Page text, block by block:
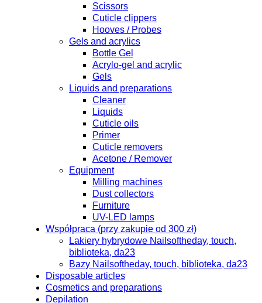
Scissors
Cuticle clippers
Hooves / Probes
Gels and acrylics
Bottle Gel
Acrylo-gel and acrylic
Gels
Liquids and preparations
Cleaner
Liquids
Cuticle oils
Primer
Cuticle removers
Acetone / Remover
Equipment
Milling machines
Dust collectors
Furniture
UV-LED lamps
Współpraca (przy zakupie od 300 zł)
Lakiery hybrydowe Nailsoftheday, touch,
biblioteka, da23
Bazy Nailsoftheday, touch, biblioteka, da23
Disposable articles
Cosmetics and preparations
Depilation